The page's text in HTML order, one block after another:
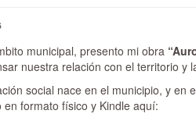
municipal, presento mi obra
nuestra relación con el territorio
social nace en el municipio, y
formato físico y Kindle aquí: